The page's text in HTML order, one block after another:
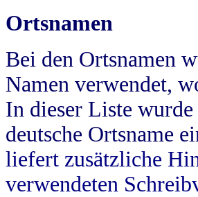
Ortsnamen
Bei den Ortsnamen
Namen verwendet,
In dieser Liste
deutsche Ortsname
liefert zusätzliche
verwendeten